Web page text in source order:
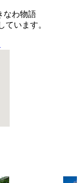
なわ物語
ています。